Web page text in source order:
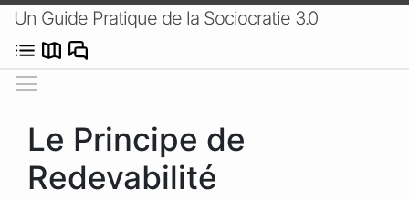
Un Guide Pratique de la Sociocratie 3.0
Le Principe de
Redevabilité